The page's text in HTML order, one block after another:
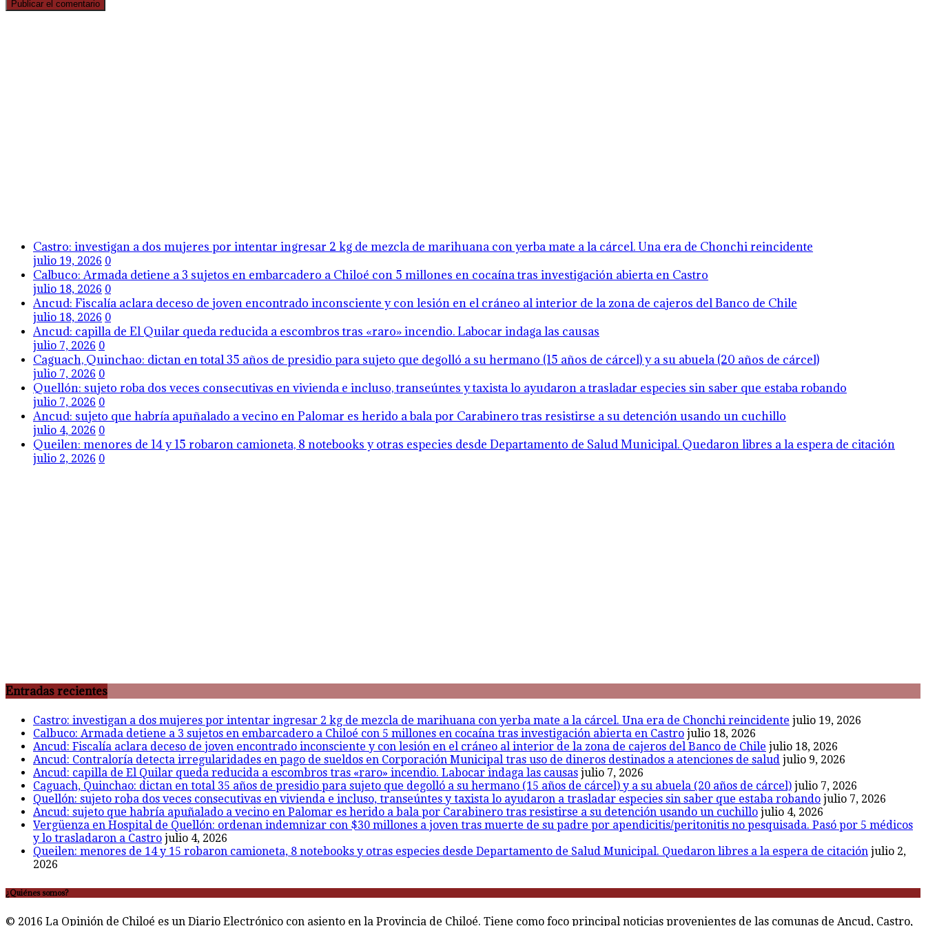
Castro: investigan a dos mujeres por intentar ingresar 2 kg de mezcla de marihuana con yerba mate a la cárcel. Una era de Chonchi reincidente
julio 19, 2026 0
Calbuco: Armada detiene a 3 sujetos en embarcadero a Chiloé con 5 millones en cocaína tras investigación abierta en Castro
julio 18, 2026 0
Ancud: Fiscalía aclara deceso de joven encontrado inconsciente y con lesión en el cráneo al interior de la zona de cajeros del Banco de Chile
julio 18, 2026 0
Ancud: capilla de El Quilar queda reducida a escombros tras «raro» incendio. Labocar indaga las causas
julio 7, 2026 0
Caguach, Quinchao: dictan en total 35 años de presidio para sujeto que degolló a su hermano (15 años de cárcel) y a su abuela (20 años de cárcel)
julio 7, 2026 0
Quellón: sujeto roba dos veces consecutivas en vivienda e incluso, transeúntes y taxista lo ayudaron a trasladar especies sin saber que estaba robando
julio 7, 2026 0
Ancud: sujeto que habría apuñalado a vecino en Palomar es herido a bala por Carabinero tras resistirse a su detención usando un cuchillo
julio 4, 2026 0
Queilen: menores de 14 y 15 robaron camioneta, 8 notebooks y otras especies desde Departamento de Salud Municipal. Quedaron libres a la espera de citación
julio 2, 2026 0
Entradas recientes
Castro: investigan a dos mujeres por intentar ingresar 2 kg de mezcla de marihuana con yerba mate a la cárcel. Una era de Chonchi reincidente julio 19, 2026
Calbuco: Armada detiene a 3 sujetos en embarcadero a Chiloé con 5 millones en cocaína tras investigación abierta en Castro julio 18, 2026
Ancud: Fiscalía aclara deceso de joven encontrado inconsciente y con lesión en el cráneo al interior de la zona de cajeros del Banco de Chile julio 18, 2026
Ancud: Contraloría detecta irregularidades en pago de sueldos en Corporación Municipal tras uso de dineros destinados a atenciones de salud julio 9, 2026
Ancud: capilla de El Quilar queda reducida a escombros tras «raro» incendio. Labocar indaga las causas julio 7, 2026
Caguach, Quinchao: dictan en total 35 años de presidio para sujeto que degolló a su hermano (15 años de cárcel) y a su abuela (20 años de cárcel) julio 7, 2026
Quellón: sujeto roba dos veces consecutivas en vivienda e incluso, transeúntes y taxista lo ayudaron a trasladar especies sin saber que estaba robando julio 7, 2026
Ancud: sujeto que habría apuñalado a vecino en Palomar es herido a bala por Carabinero tras resistirse a su detención usando un cuchillo julio 4, 2026
Vergüenza en Hospital de Quellón: ordenan indemnizar con $30 millones a joven tras muerte de su padre por apendicitis/peritonitis no pesquisada. Pasó por 5 médicos
y lo trasladaron a Castro julio 4, 2026
Queilen: menores de 14 y 15 robaron camioneta, 8 notebooks y otras especies desde Departamento de Salud Municipal. Quedaron libres a la espera de citación julio 2,
2026
¿Quiénes somos?
© 2016 La Opinión de Chiloé es un Diario Electrónico con asiento en la Provincia de Chiloé. Tiene como foco principal noticias provenientes de las comunas de Ancud, Castro,